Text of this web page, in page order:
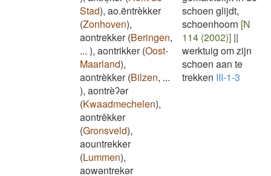
Stad), ao.ëntrèkker
(Zonhoven),
aontrekker(Beringen,
... ), aontrikker(Oost-
Maarland),
aontrèkker(Bilzen, ...
), aontrèʔər
(Kwaadmechelen),
aontrêkker
(Gronsveld),
aountrekker
(Lummen),
aowəntrekər
schoen glijdt,
schoenhoorn [N
114 (2002)] ||
werktuig om zijn
schoen aan te
trekken III-1-3